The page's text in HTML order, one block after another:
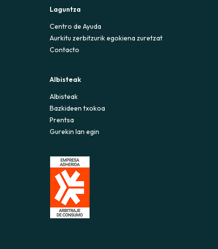
Laguntza
Centro de Ayuda
Aurkitu zerbitzurik egokiena zuretzat
Contacto
Albisteak
Albisteak
Bazkideen txokoa
Prentsa
Gurekin lan egin